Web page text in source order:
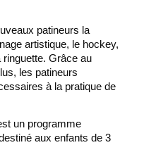
patineurs la
artistique, le hockey,
ringuette. Grâce au
les patineurs
à la pratique de
un programme
aux enfants de 3